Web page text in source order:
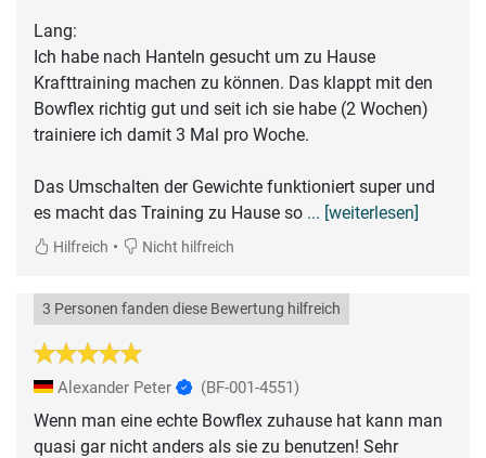
Lang:
Ich habe nach Hanteln gesucht um zu Hause
Krafttraining machen zu können. Das klappt mit den
Bowflex richtig gut und seit ich sie habe (2 Wochen)
trainiere ich damit 3 Mal pro Woche.
Das Umschalten der Gewichte funktioniert super und
es macht das Training zu Hause so ... [weiterlesen]
Hilfreich • Nicht hilfreich
3 Personen fanden diese Bewertung hilfreich
Alexander Peter (BF-001-4551)
Wenn man eine echte Bowflex zuhause hat kann man
quasi gar nicht anders als sie zu benutzen! Sehr